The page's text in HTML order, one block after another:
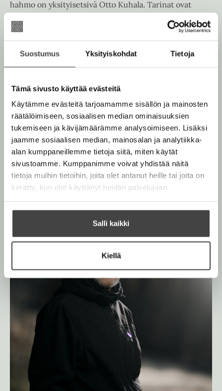
Suostumus Yksityiskohdat Tietoja
Tämä sivusto käyttää evästeitä
Käytämme evästeitä tarjoamamme sisällön ja mainosten
räätälöimiseen, sosiaalisen median ominaisuuksien
tukemiseen ja kävijämäärämme analysoimiseen. Lisäksi
jaamme sosiaalisen median, mainosalan ja analytiikka-
alan kumppaneillemme tietoja siitä, miten käytät
sivustoamme. Kumppanimme voivat yhdistää näitä
tietoja muihin tietoihin, joita olet antanut heille tai joita on
kerätty, kun olet käyttänyt heidän palvelujaan.
Salli kaikki
Kiellä
hahmo on yksityisetsivä Otto Kuhala. Tarinat ovat
haalii sitten käsiinsä kaikki aiemmat. Viime vuosina
vastaanoton saanutta veijariromaania. Sama hersyvä
huumori on aina ollut Kuhala-sarjankin
Lue lisää tekijästä
a
r
k
k
u
R
p
p
e